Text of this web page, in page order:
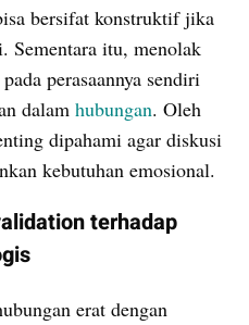
bersifat konstruktif jika
Sementara itu, menolak
perasaannya sendiri
dalam hubungan. Oleh
dipahami agar diskusi
kebutuhan emosional.
terhadap
erat dengan